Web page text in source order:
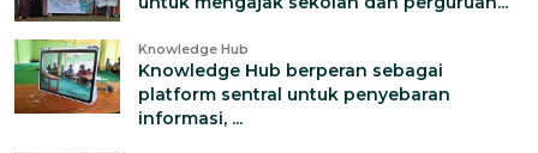
Knowledge Hub
Knowledge Hub berperan sebagai
platform sentral untuk penyebaran
informasi, ...